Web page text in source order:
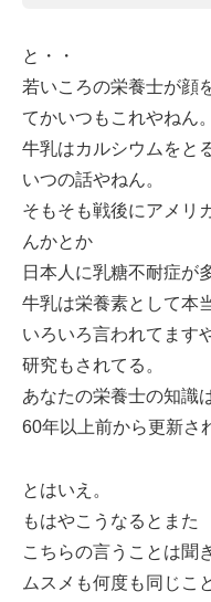
と・・
若いころの栄養士が顔
てかいつもこれやねん。
牛乳はカルシウムをと
いつの話やねん。
そもそも戦後にアメリ
んかとか
日本人に乳糖不耐症が
牛乳は栄養素として本
いろいろ言われてます
研究もされてる。
あなたの栄養士の知識
60年以上前から更新さ
とはいえ。
もはやこうなるとまた
こちらの言うことは聞
ムスメも何度も同じこ